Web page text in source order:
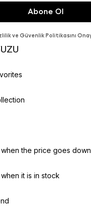
KOŞULLARI
when the price goes down
it is in stock